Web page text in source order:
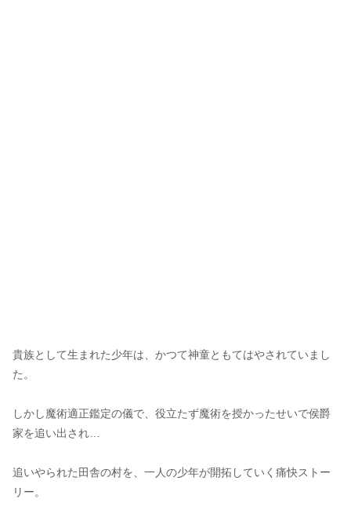
貴族として生まれた少年は、かつて神童ともてはやされていまし
た。
しかし魔術適正鑑定の儀で、役立たず魔術を授かったせいで侯爵
家を追い出され…
追いやられた田舎の村を、一人の少年が開拓していく痛快ストー
リー。